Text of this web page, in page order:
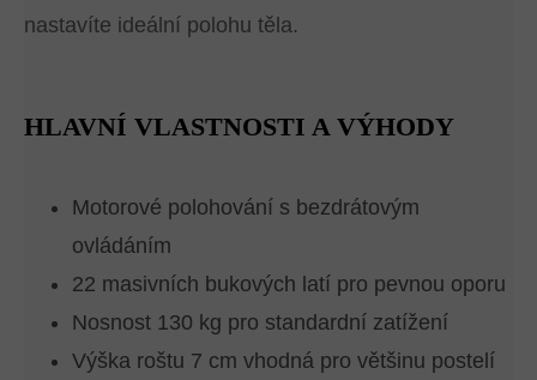
nastavíte ideální polohu těla.
HLAVNÍ VLASTNOSTI A VÝHODY
Motorové polohování s bezdrátovým
ovládáním
22 masivních bukových latí pro pevnou oporu
Nosnost 130 kg pro standardní zatížení
Výška roštu 7 cm vhodná pro většinu postelí